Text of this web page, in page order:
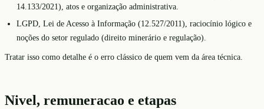
14.133/2021), atos e organização administrativa.
LGPD, Lei de Acesso à Informação (12.527/2011), raciocínio lógico e
noções do setor regulado (direito minerário e regulação).
Tratar isso como detalhe é o erro clássico de quem vem da área técnica.
Nivel, remuneracao e etapas